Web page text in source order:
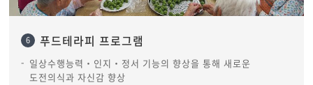
6 푸드테라피 프로그램
일상수행능력‧인지‧정서 기능의 향상을 통해 새로운
도전의식과 자신감 향상